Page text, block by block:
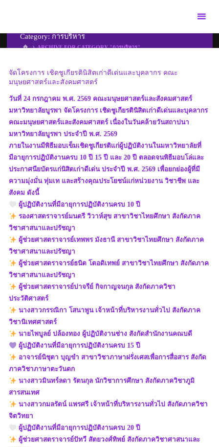
Category: การบริหาร
HOME
ARCHIVE FOR CATEGORY "การบริหาร"
จัดโครงการ เชิดชูเกียรตินิสิตเก่าดีเด่นและบุคลากร คณะ
มนุษยศาสตร์และสังคมศาสตร์
วันที่ 24 กรกฎาคม พ.ศ. 2569 คณะมนุษยศาสตร์และสังคมศาสตร์
มหาวิทยาลัยบูรพา จัดโครงการ เชิดชูเกียรตินิสิตเก่าดีเด่นและบุคลากร
คณะมนุษยศาสตร์และสังคมศาสตร์ เนื่องในวันคล้ายวันสถาปนา
มหาวิทยาลัยบูรพา ประจำปี พ.ศ. 2569
ภายในงานมีพิธีมอบเข็มเชิดชูเกียรติแก่ผู้ปฏิบัติงานในมหาวิทยาลัยที่
มีอายุการปฏิบัติงานครบ 10 ปี 15 ปี และ 20 ปี ตลอดจนพิธีมอบโล่และ
ประกาศนียบัตรแก่นิสิตเก่าดีเด่น ประจำปี พ.ศ. 2569 เพื่อยกย่องผู้ที่มี
ความมุ่งมั่น ทุ่มเท และสร้างคุณประโยชน์แก่หน่วยงาน วิชาชีพ และ
สังคม ดังนี้
ผู้ปฏิบัติงานที่มีอายุการปฏิบัติงานครบ 10 ปี
รองศาสตราจารย์มนตรี วิวาห์สุข สาขาวิชาไทยศึกษา สังกัดภาค
วิชาศาสนาและปรัชญา
ผู้ช่วยศาสตราจารย์เทพพร มังธานี สาขาวิชาไทยศึกษา สังกัดภาค
วิชาศาสนาและปรัชญา
ผู้ช่วยศาสตราจารย์ธนิต โตอดิเทพย์ สาขาวิชาไทยศึกษา สังกัดภาค
วิชาศาสนาและปรัชญา
ผู้ช่วยศาสตราจารย์ปาจรีย์ กิจกาญจนกุล สังกัดภาควิชา
ประวัติศาสตร์
นางสาวกรรณิกา โสนาพูน เจ้าหน้าที่บริหารงานทั่วไป สังกัดภาค
วิชานิเทศศาสตร์
นายไพบูลย์ ปล้องทอง ผู้ปฏิบัติงานช่าง สังกัดสำนักงานคณบดี
ผู้ปฏิบัติงานที่มีอายุการปฏิบัติงานครบ 15 ปี
อาจารย์นิชุตา บุญขำ สาขาวิชาภาษาฝรั่งเศสเพื่อการสื่อสาร สังกัด
ภาควิชาภาษาตะวันตก
นางสาวมินทร์ลดา รัตนกุล นักวิชาการศึกษา สังกัดภาควิชาภูมิ
สารสนเทศ
นางสาวกมลรัตน์ แพรศรี เจ้าหน้าที่บริหารงานทั่วไป สังกัดภาควิชา
จิตวิทยา
ผู้ปฏิบัติงานที่มีอายุการปฏิบัติงานครบ 20 ปี
ผู้ช่วยศาสตราจารย์ปัทวี สัตยวงศ์ทิพย์ สังกัดภาควิชาศาสนาและ